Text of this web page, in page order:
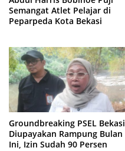
Semangat Atlet Pelajar di
Peparpeda Kota Bekasi
Groundbreaking PSEL Bekasi
Diupayakan Rampung Bulan
Ini, Izin Sudah 90 Persen